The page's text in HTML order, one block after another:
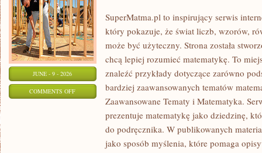
JUNE - 9 - 2026
COMMENTS OFFON
MATEMATYKA
TECHNOLOGII
SuperMatma.pl to inspirujący serwis
który pokazuje, że świat liczb, wzorów,
może być użyteczny. Strona została
chcą lepiej rozumieć matematykę. To
znaleźć przykłady dotyczące zarówno
bardziej zaawansowanych tematów
Zaawansowane Tematy i Matematyka.
prezentuje matematykę jako dziedzinę,
do podręcznika. W publikowanych
jako sposób myślenia, które pomaga